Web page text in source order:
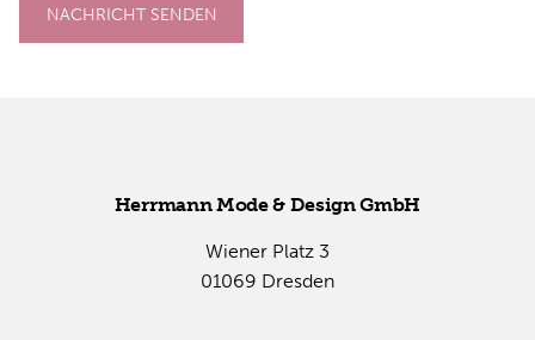
NACHRICHT SENDEN
Herr­mann Mode & De­sign GmbH
Wie­ner Platz 3
01069 Dres­den